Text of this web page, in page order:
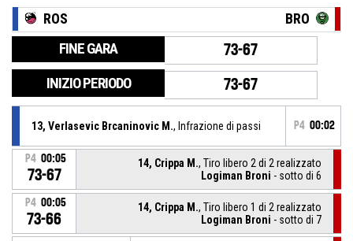
ROS BRO
FINE GARA 73-67
INIZIO PERIODO 73-67
13, Verlasevic Brcaninovic M., Infrazione di passi P4 00:02
P4 00:05
73-67
14, Crippa M., Tiro libero 2 di 2 realizzato
Logiman Broni - sotto di 6
P4 00:05
73-66
14, Crippa M., Tiro libero 1 di 2 realizzato
Logiman Broni - sotto di 7